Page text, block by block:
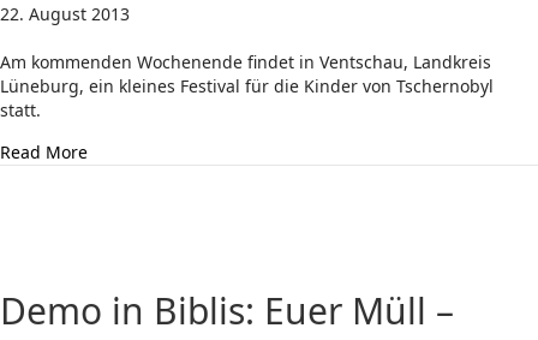
22. August 2013
Am kommenden Wochenende findet in Ventschau, Landkreis
Lüneburg, ein kleines Festival für die Kinder von Tschernobyl
statt.
Read Moreabout Atomkraft? Nein-Danke – Benefiz Open Air in
Demo in Biblis: Euer Müll –